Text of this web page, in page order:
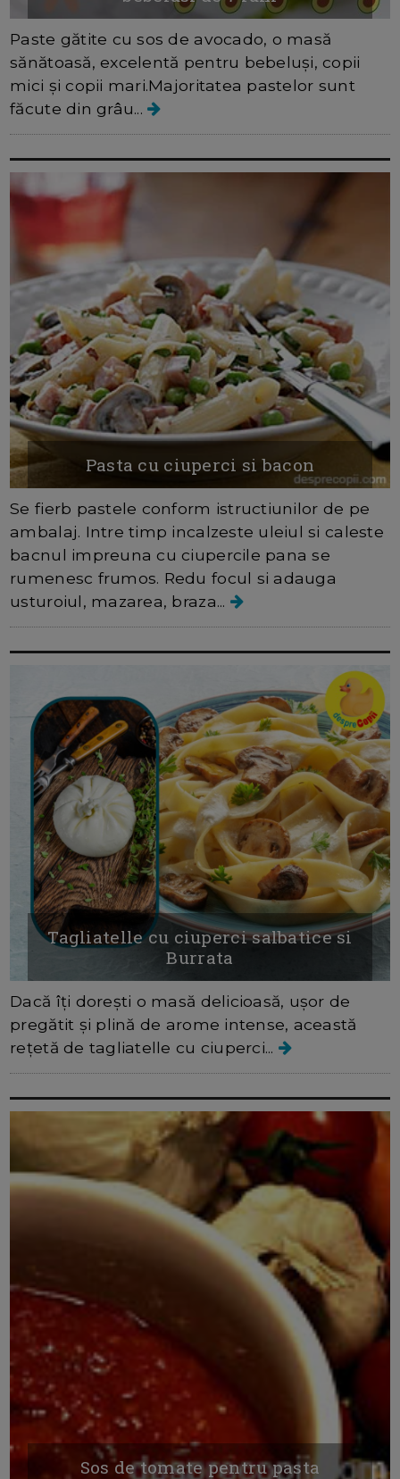
Paste gătite cu sos de avocado, o masă
sănătoasă, excelentă pentru bebeluși, copii
mici și copii mari.Majoritatea pastelor sunt
făcute din grâu...
Pasta cu ciuperci si bacon
Se fierb pastele conform istructiunilor de pe
ambalaj. Intre timp incalzeste uleiul si caleste
bacnul impreuna cu ciupercile pana se
rumenesc frumos. Redu focul si adauga
usturoiul, mazarea, braza...
Tagliatelle cu ciuperci salbatice si
Burrata
Dacă îți dorești o masă delicioasă, ușor de
pregătit și plină de arome intense, această
rețetă de tagliatelle cu ciuperci...
Sos de tomate pentru pasta